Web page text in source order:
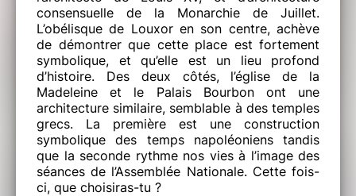
consensuelle de la Monarchie de Juillet.
L’obélisque de Louxor en son centre, achève
de démontrer que cette place est fortement
symbolique, et qu’elle est un lieu profond
d’histoire. Des deux côtés, l’église de la
Madeleine et le Palais Bourbon ont une
architecture similaire, semblable à des temples
grecs. La première est une construction
symbolique des temps napoléoniens tandis
que la seconde rythme nos vies à l’image des
séances de l’Assemblée Nationale. Cette fois-
ci, que choisiras-tu ?